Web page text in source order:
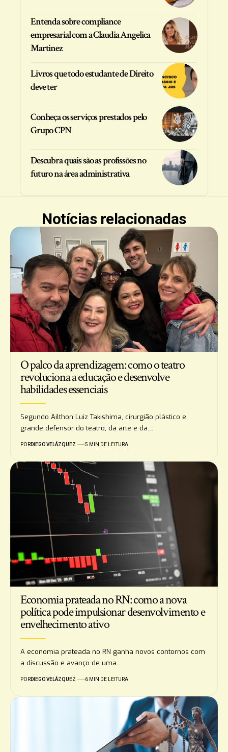
Entenda sobre compliance
empresarial com a Claudia Angelica
Martinez
Livros que todo estudante de Direito
deve ter
Conheça os serviços prestados pelo
Grupo CPN
Descubra quais são as profissões no
futuro na área administrativa
Notícias relacionadas
O palco da aprendizagem: como o teatro
revoluciona a educação e desenvolve
habilidades essenciais
Segundo Ailthon Luiz Takishima, cirurgião plástico e
grande defensor do teatro, da arte e da…
PORDIEGO VELÁZQUEZ 5 MIN DE LEITURA
Economia prateada no RN: como a nova
política pode impulsionar desenvolvimento e
envelhecimento ativo
A economia prateada no RN ganha novos contornos com
a discussão e avanço de uma…
PORDIEGO VELÁZQUEZ 6 MIN DE LEITURA